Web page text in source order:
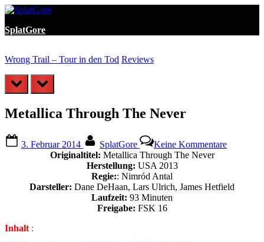
Skip
content
SplatGore
Wrong Trail – Tour in den Tod Reviews
prev next
Metallica Through The Never
on
3. Februar 2014 SplatGore Keine KommentareMetallica
Originaltitel: Metallica Through The Never
Herstellung: USA 2013
Regie:: Nimród Antal
Darsteller: Dane DeHaan, Lars Ulrich, James Hetfield
Laufzeit: 93 Minuten
Freigabe: FSK 16
Inhalt :